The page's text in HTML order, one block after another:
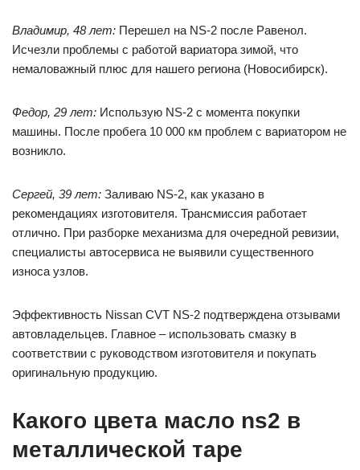
Владимир, 48 лет: Перешел на NS-2 после Равенол.
Исчезли проблемы с работой вариатора зимой, что
немаловажный плюс для нашего региона (Новосибирск).
Федор, 29 лет: Использую NS-2 с момента покупки
машины. После пробега 10 000 км проблем с вариатором не
возникло.
Сергей, 39 лет: Заливаю NS-2, как указано в
рекомендациях изготовителя. Трансмиссия работает
отлично. При разборке механизма для очередной ревизии,
специалисты автосервиса не выявили существенного
износа узлов.
Эффективность Nissan CVT NS-2 подтверждена отзывами
автовладельцев. Главное – использовать смазку в
соответствии с руководством изготовителя и покупать
оригинальную продукцию.
Какого цвета масло ns2 в
металлической таре